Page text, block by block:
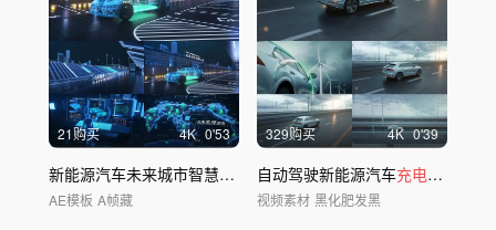
21购买 4K 0'53
新能源汽车未来城市智慧出行C4DAE模板
AE模板 A帧藏
329购买 4K 0'39
自动驾驶新能源汽车充电行驶自动
视频素材 黑化肥发黑